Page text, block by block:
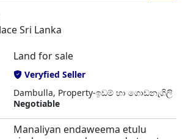
Sri Lanka
Land for sale
Veryfied Seller
Dambulla, Property-ඉඩම් හා ගොඩනැගිලි
Negotiable
Manaliyan endaweema etulu